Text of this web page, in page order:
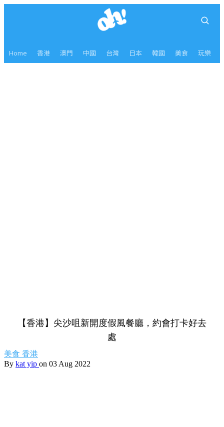
Home 香港 澳門 中國 台灣 日本 韓國 美食 玩樂
【香港】尖沙咀新開度假風餐廳，約會打卡好去
處
美食 香港
By kat yip on 03 Aug 2022